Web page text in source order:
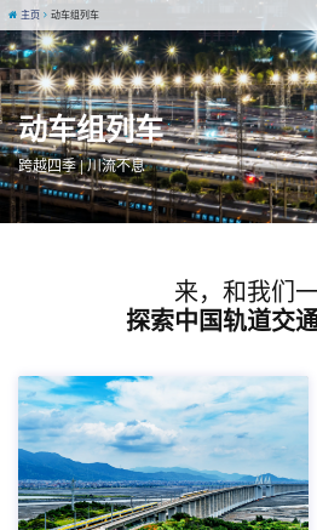
动车组列车
跨越四季 | 川流不息
主页 动车组列车
来，和我们一
探索中国轨道交